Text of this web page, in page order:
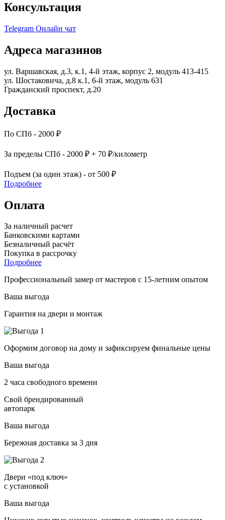
Консультация
Telegram Онлайн чат
Адреса магазинов
ул. Варшавская, д.3, к.1, 4-й этаж, корпус 2, модуль 413-415
ул. Шостаковича, д.8 к.1, 6-й этаж, модуль 631
Гражданский проспект, д.20
Доставка
По СПб - 2000 ₽
За пределы СПб - 2000 ₽ + 70 ₽/километр
Подъем (за один этаж) - от 500 ₽
Подробнее
Оплата
За наличный расчет
Банковскими картами
Безналичный расчёт
Покупка в рассрочку
Подробнее
Профессиональный замер от мастеров с 15-летним опытом
Ваша выгода
Гарантия на двери и монтаж
Оформим договор на дому и зафиксируем финальные цены
Ваша выгода
2 часа свободного времени
Свой брендированный
автопарк
Ваша выгода
Бережная доставка за 3 дня
Двери «под ключ»
с установкой
Ваша выгода